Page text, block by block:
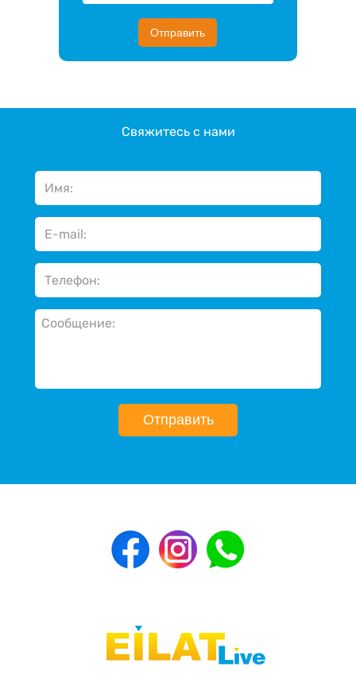
Отправить
Свяжитесь с нами
Отправить